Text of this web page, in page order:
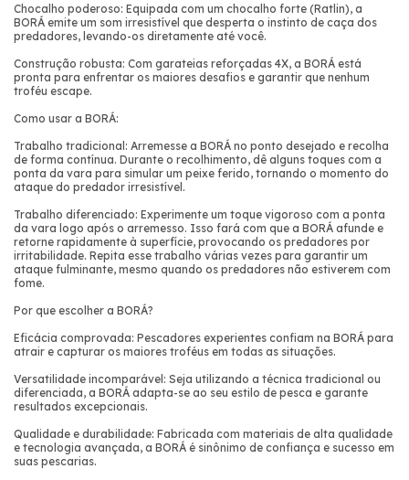
Chocalho poderoso: Equipada com um chocalho forte (Ratlin), a
BORÁ emite um som irresistível que desperta o instinto de caça dos
predadores, levando-os diretamente até você.
Construção robusta: Com garateias reforçadas 4X, a BORÁ está
pronta para enfrentar os maiores desafios e garantir que nenhum
troféu escape.
Como usar a BORÁ:
Trabalho tradicional: Arremesse a BORÁ no ponto desejado e recolha
de forma contínua. Durante o recolhimento, dê alguns toques com a
ponta da vara para simular um peixe ferido, tornando o momento do
ataque do predador irresistível.
Trabalho diferenciado: Experimente um toque vigoroso com a ponta
da vara logo após o arremesso. Isso fará com que a BORÁ afunde e
retorne rapidamente à superfície, provocando os predadores por
irritabilidade. Repita esse trabalho várias vezes para garantir um
ataque fulminante, mesmo quando os predadores não estiverem com
fome.
Por que escolher a BORÁ?
Eficácia comprovada: Pescadores experientes confiam na BORÁ para
atrair e capturar os maiores troféus em todas as situações.
Versatilidade incomparável: Seja utilizando a técnica tradicional ou
diferenciada, a BORÁ adapta-se ao seu estilo de pesca e garante
resultados excepcionais.
Qualidade e durabilidade: Fabricada com materiais de alta qualidade
e tecnologia avançada, a BORÁ é sinônimo de confiança e sucesso em
suas pescarias.